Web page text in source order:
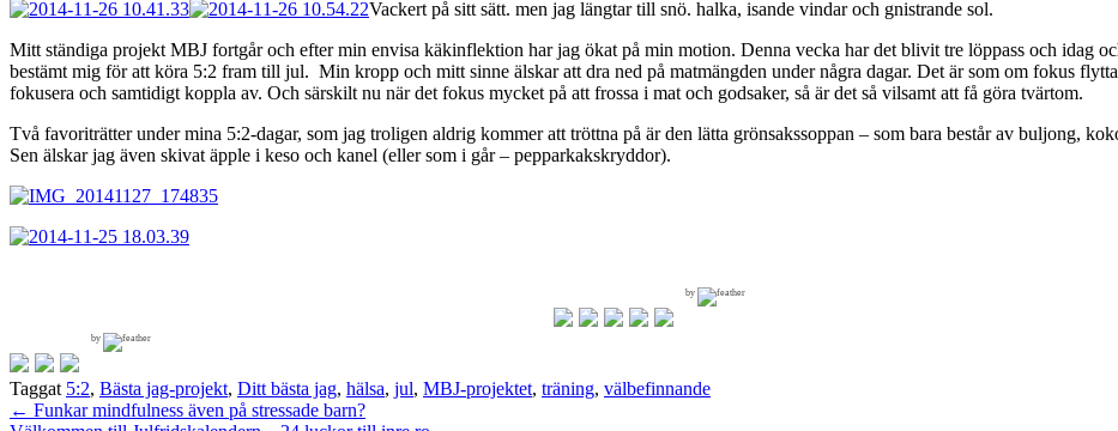
Vackert på sitt sätt. men jag längtar till snö. halka, isande vindar och gnistrande sol.
Mitt ständiga projekt MBJ fortgår och efter min envisa käkinflektion har jag ökat på min motion. Denna vecka har det blivit tre löppass och idag
bestämt mig för att köra 5:2 fram till jul. Min kropp och mitt sinne älskar att dra ned på matmängden under några dagar. Det är som om fokus
fokusera och samtidigt koppla av. Och särskilt nu när det fokus mycket på att frossa i mat och godsaker, så är det så vilsamt att få göra tvärtom.
Två favoriträtter under mina 5:2-dagar, som jag troligen aldrig kommer att tröttna på är den lätta grönsakssoppan – som bara består av buljong,
Sen älskar jag även skivat äpple i keso och kanel (eller som i går – pepparkakskryddor).
by
by
Taggat 5:2, Bästa jag-projekt, Ditt bästa jag, hälsa, jul, MBJ-projektet, träning, välbefinnande
Inläggsnavigering
← Funkar mindfulness även på stressade barn?